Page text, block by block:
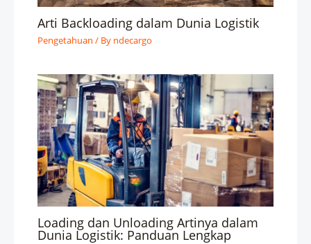
Arti Backloading dalam Dunia Logistik
Pengetahuan / By ndecargo
Loading dan Unloading Artinya dalam
Dunia Logistik: Panduan Lengkap